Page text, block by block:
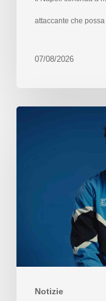
attaccante che
07/08/2026
Notizie